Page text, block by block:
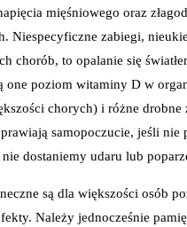
mięśniowego oraz
Niespecyficzne zabiegi,
chorób, to opalanie się
one poziom witaminy D w
chorych) i różne drobne
samopoczucie, jeśli nie
dostaniemy udaru lub
są dla większości osób
Należy jednocześnie